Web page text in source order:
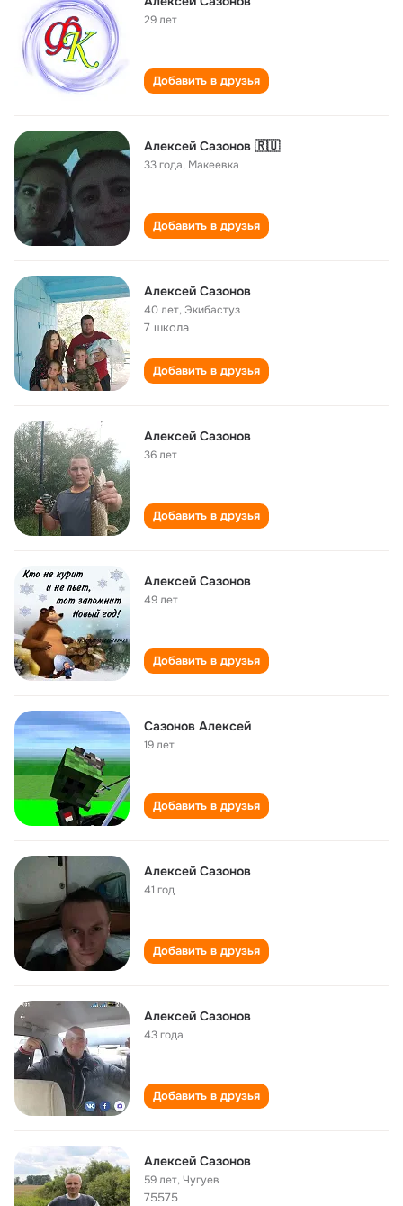
29 лет
Добавить в друзья
Алексей Сазонов 🇷🇺
33 года, Макеевка
Добавить в друзья
Алексей Сазонов
40 лет, Экибастуз
7 школа
Добавить в друзья
Алексей Сазонов
36 лет
Добавить в друзья
Алексей Сазонов
49 лет
Добавить в друзья
Сазонов Алексей
19 лет
Добавить в друзья
Алексей Сазонов
41 год
Добавить в друзья
Алексей Сазонов
43 года
Добавить в друзья
Алексей Сазонов
59 лет,Чугуев
75575